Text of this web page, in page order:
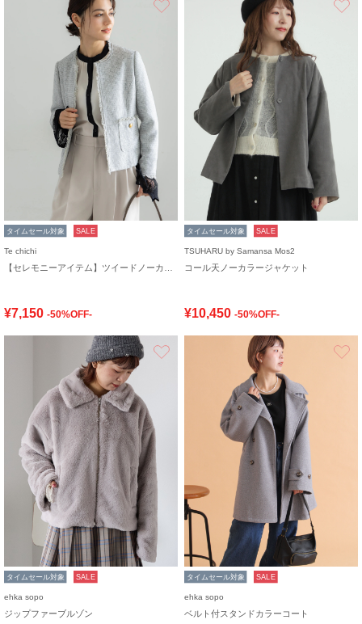
タイムセール対象 SALE
Te chichi
¥7,150 -50%OFF-
タイムセール対象 SALE
TSUHARU by Samansa Mos2
コール天ノーカラージャケット
¥10,450 -50%OFF-
タイムセール対象 SALE
ehka sopo
ジップファーブルゾン
タイムセール対象 SALE
ehka sopo
ベルト付スタンドカラーコート